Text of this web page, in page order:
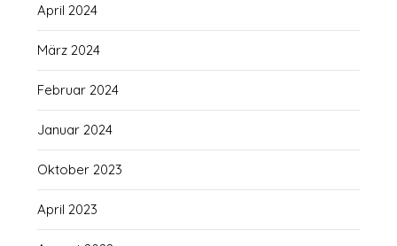
April 2024
März 2024
Februar 2024
Januar 2024
Oktober 2023
April 2023